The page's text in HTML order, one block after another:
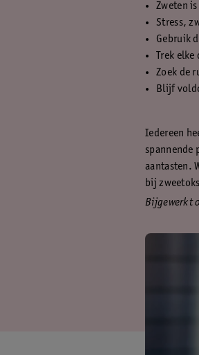
Zweten
Stress,
Gebruik
Trek
Zoek de
Blijf
Iedereen
spannende
aantasten.
bij
Bijgewerkt